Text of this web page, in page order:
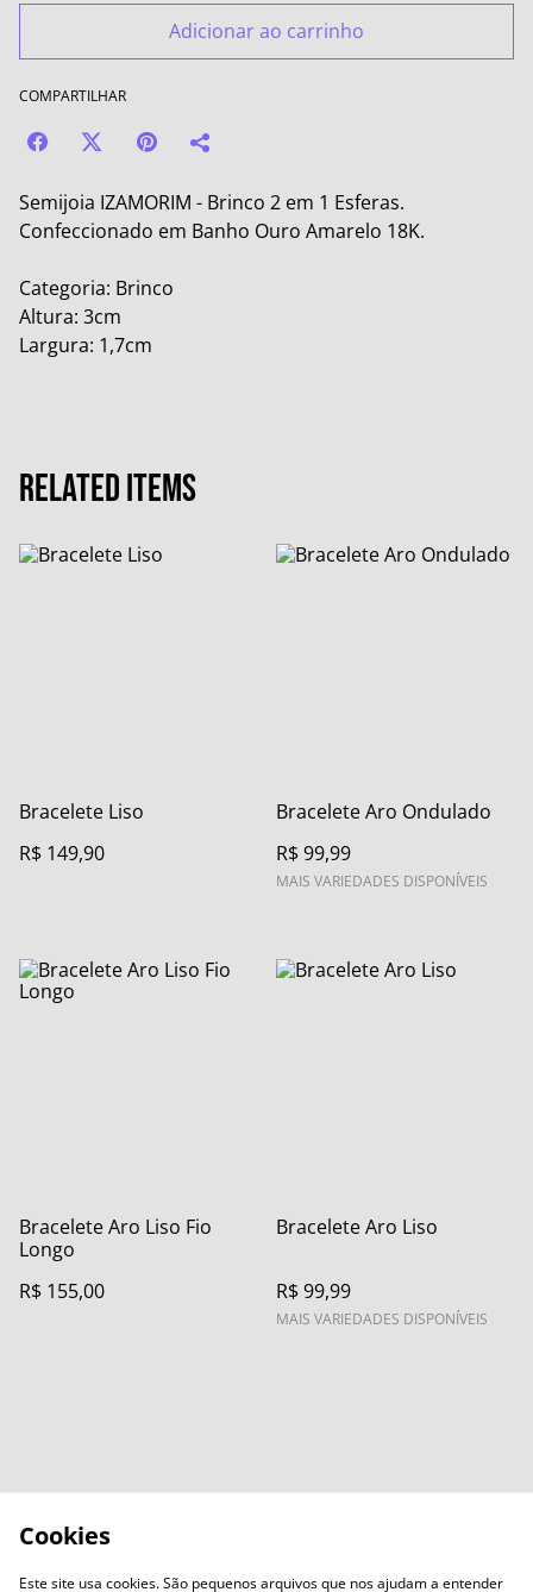
Adicionar ao carrinho
COMPARTILHAR
Semijoia IZAMORIM - Brinco 2 em 1 Esferas.
Confeccionado em Banho Ouro Amarelo 18K.
Categoria: Brinco
Altura: 3cm
Largura: 1,7cm
Related items
Bracelete Liso
R$ 149,90
Bracelete Aro Ondulado
R$ 99,99
MAIS VARIEDADES DISPONÍVEIS
Bracelete Aro Liso Fio
Longo
R$ 155,00
Bracelete Aro Liso
R$ 99,99
MAIS VARIEDADES DISPONÍVEIS
Cookies
Este site usa cookies. São pequenos arquivos que nos ajudam a entender